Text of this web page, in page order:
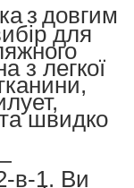
з довгим
для
з легкої
швидко
в-1. Ви